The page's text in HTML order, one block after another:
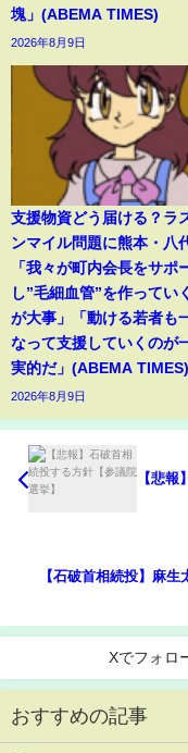
塊」(ABEMA TIMES)
2026年8月9日
支援物資どう届ける？ラ
ンマイル問題に熊本・八
「我々が町内会長をサポ
し”毛細血管”を作ってい
が大事」「動ける若者も
なって支援していくのが
実的だ」(ABEMA TIMES)
2026年8月9日
【悲報
【石破首相続投】麻生
Xでフォロ
おすすめの記事